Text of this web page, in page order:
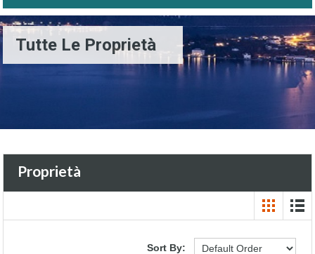
Tutte Le Proprietà
Proprietà
Sort By: